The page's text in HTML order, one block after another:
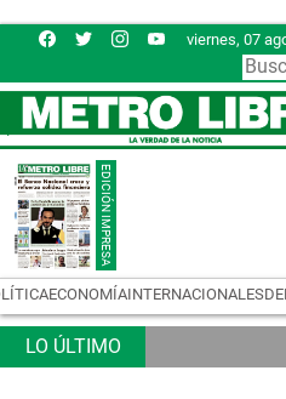
viernes, 07
ECONOMÍAINTERNACIONALES